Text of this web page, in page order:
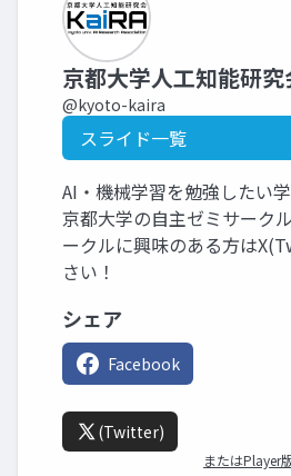
京都大学人工知能研
@kyoto-kaira
スライド一覧
AI・機械学習を勉強したい
京都大学の自主ゼミサーク
ークルに興味のある方は
さい！
シェア
Facebook
(Twitter)
またはPlayer